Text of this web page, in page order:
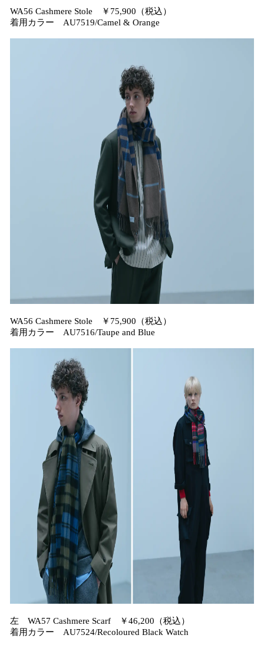
WA56 Cashmere Stole ￥75,900（税込）
着用カラー AU7519/Camel & Orange
WA56 Cashmere Stole ￥75,900（税込）
着用カラー AU7516/Taupe and Blue
左 WA57 Cashmere Scarf ￥46,200（税込）
着用カラー AU7524/Recoloured Black Watch